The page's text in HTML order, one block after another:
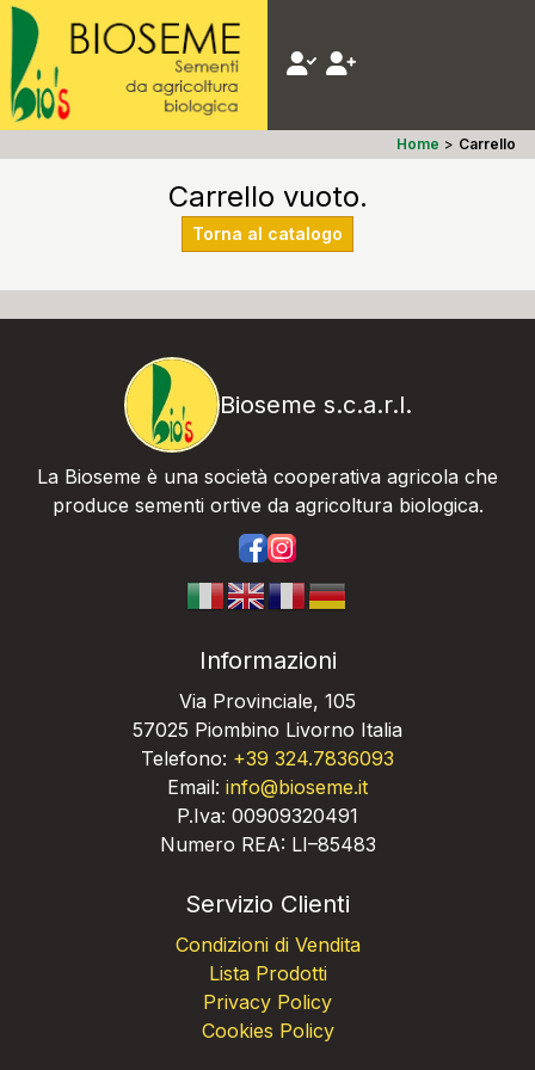
Home > Carrello
Carrello vuoto.
Torna al catalogo
Bioseme s.c.a.r.l.
La Bioseme è una società cooperativa agricola che
produce sementi ortive da agricoltura biologica.
Informazioni
Via Provinciale, 105
57025 Piombino Livorno Italia
Telefono: +39 324.7836093
Email: info@bioseme.it
P.Iva: 00909320491
Numero REA: LI–85483
Servizio Clienti
Condizioni di Vendita
Lista Prodotti
Privacy Policy
Cookies Policy